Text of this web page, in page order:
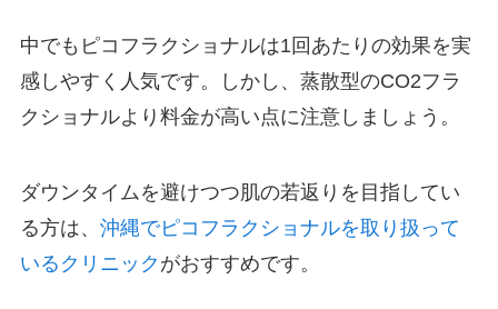
中でもピコフラクショナルは1回あたりの効果を実
感しやすく人気です。しかし、蒸散型のCO2フラ
クショナルより料金が高い点に注意しましょう。
ダウンタイムを避けつつ肌の若返りを目指してい
る方は、 沖縄でピコフラクショナルを取り扱って
いるクリニック がおすすめです。